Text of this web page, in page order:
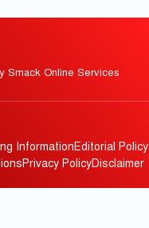
Smack Online Services
InformationEditorial Policy
Privacy PolicyDisclaimer